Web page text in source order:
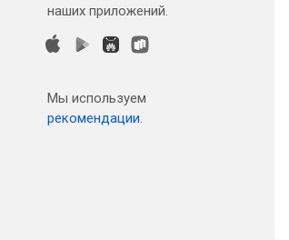
наших приложений.
Мы используем
рекомендации.